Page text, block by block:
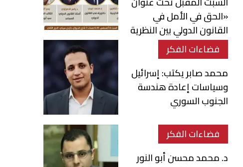
«الحق في الأمل في
القانون الدولي بين النظرية
والتطبيق»
فضاءات الفكر
محمد صابر يكتب: إسرائيل
وسياسات إعادة هندسة
الجنوب السوري
فضاءات الفكر
د. محمد محسن أبو النور